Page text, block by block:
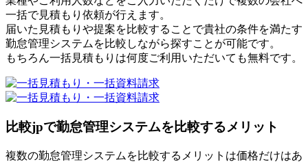
一括で見積もり依頼が行えます。
届いた見積もりや提案を比較することで貴社の条件を満たす
勤怠管理システムを比較しながら探すことが可能です。
もちろん一括見積もりは何度ご利用いただいても無料です。
比較jpで勤怠管理システムを比較するメリット
複数の勤怠管理システムを比較するメリットは価格だけはあ